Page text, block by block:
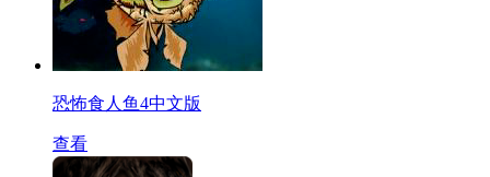
恐怖食人鱼4中文版
查看